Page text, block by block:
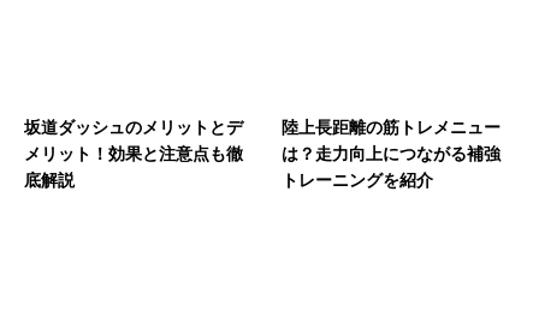
坂道ダッシュのメリットとデ
メリット！効果と注意点も徹
底解説
陸上長距離の筋トレメニュー
は？走力向上につながる補強
トレーニングを紹介